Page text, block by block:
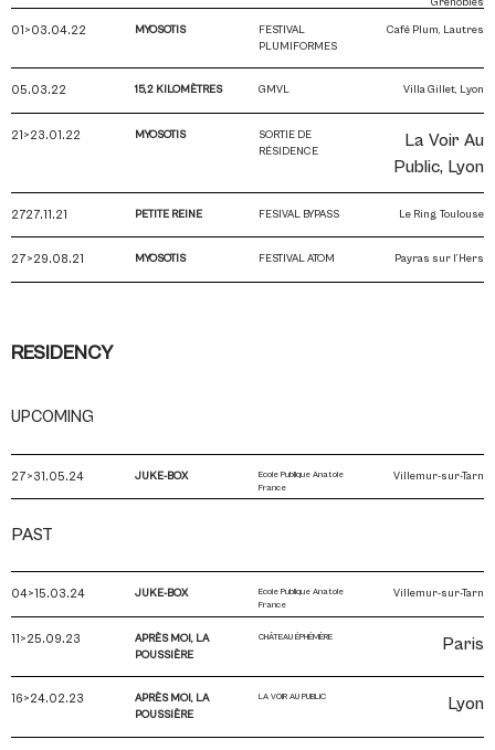
01>03.04.22 MYOSOTIS
FESTIVAL
PLUMIFORMES
Café Plum, Lautres
05.03.22 15,2 KILOMÈTRES GMVL Villa Gillet, Lyon
21>23.01.22 MYOSOTIS
SORTIE DE
RÉSIDENCE
La Voir Au
Public, Lyon
2727.11.21 PETITE REINE FESIVAL BYPASS Le Ring, Toulouse
27>29.08.21 MYOSOTIS FESTIVAL ATOM Payras sur l’Hers
RESIDENCY
UPCOMING
27>31.05.24 JUKE-BOX
Ecole Publique Anatole
France
Villemur-sur-Tarn
PAST
04>15.03.24 JUKE-BOX
Ecole Publique Anatole
France
Villemur-sur-Tarn
11>25.09.23
APRÈS MOI, LA
POUSSIÈRE
CHÂTEAU ÉPHÉMÈRE Paris
16>24.02.23
APRÈS MOI, LA
POUSSIÈRE
LA VOIR AU PUBLIC Lyon